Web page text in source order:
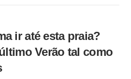
ir até esta praia?
Verão tal como